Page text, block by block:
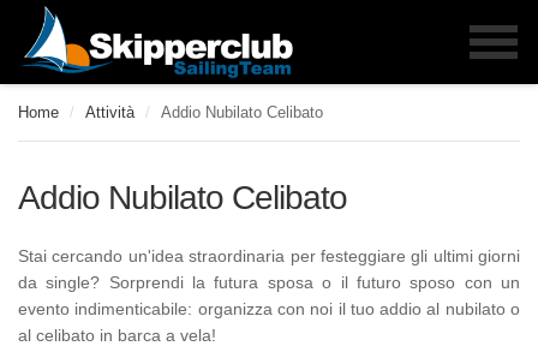
Home / Attività / Addio Nubilato Celibato
Addio Nubilato Celibato
Stai cercando un'idea straordinaria per festeggiare gli ultimi giorni
da single? Sorprendi la futura sposa o il futuro sposo con un
evento indimenticabile: organizza con noi il tuo addio al nubilato o
al celibato in barca a vela!